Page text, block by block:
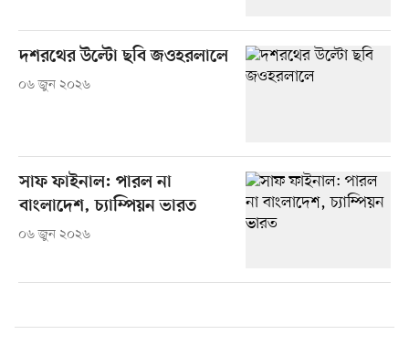
দশরথের উল্টো ছবি জওহরলালে
০৬ জুন ২০২৬
সাফ ফাইনাল: পারল না
বাংলাদেশ, চ্যাম্পিয়ন ভারত
০৬ জুন ২০২৬